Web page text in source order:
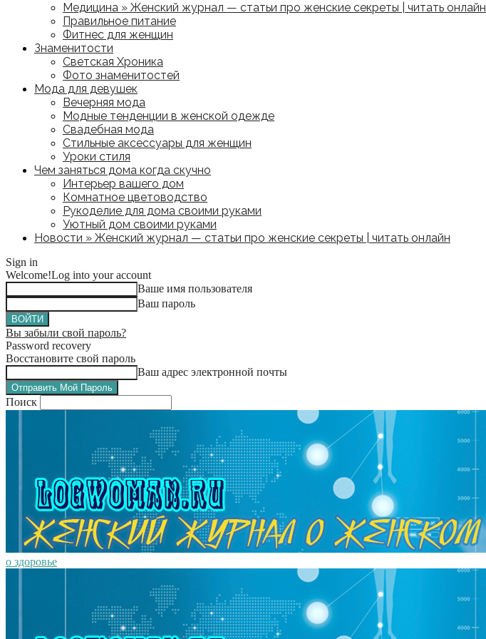
Медицина » Женский журнал — статьи про женские секреты | читать онлайн
Правильное питание
Фитнес для женщин
Знаменитости
Светская Хроника
Фото знаменитостей
Мода для девушек
Вечерняя мода
Модные тенденции в женской одежде
Свадебная мода
Стильные аксессуары для женщин
Уроки стиля
Чем заняться дома когда скучно
Интерьер вашего дом
Комнатное цветоводство
Рукоделие для дома своими руками
Уютный дом своими руками
Новости » Женский журнал — статьи про женские секреты | читать онлайн
Sign in
Welcome!Log into your account
Ваше имя пользователя
Ваш пароль
Вы забыли свой пароль?
Password recovery
Восстановите свой пароль
Ваш адрес электронной почты
Поиск
о здоровье